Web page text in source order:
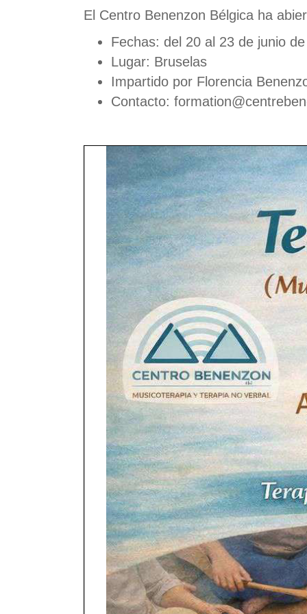
El Centro Benenzon Bélgica ha
Fechas: del 20 al 23 de junio
Lugar: Bruselas
Impartido por Florencia
Contacto: